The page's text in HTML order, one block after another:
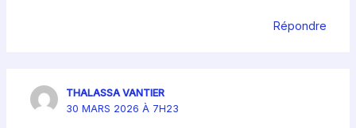
Répondre
THALASSA VANTIER
30 MARS 2026 À 7H23